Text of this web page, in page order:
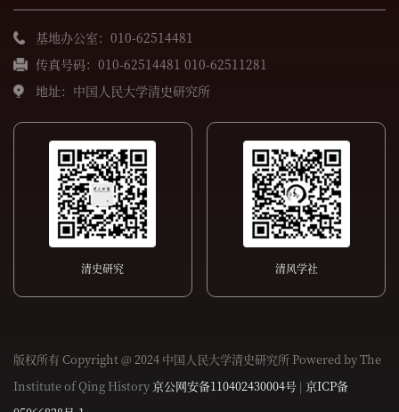
基地办公室：010-62514481
传真号码：010-62514481 010-62511281
地址：中国人民大学清史研究所
清史研究 清风学社
版权所有 Copyright @ 2024 中国人民大学清史研究所 Powered by The
Institute of Qing History京公网安备110402430004号 | 京ICP备